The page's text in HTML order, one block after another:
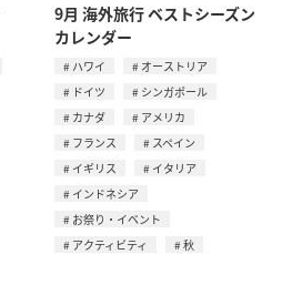
9月 海外旅行 ベストシーズン
カレンダー
ハワイ
オーストリア
ドイツ
シンガポール
カナダ
アメリカ
フランス
スペイン
イギリス
イタリア
インドネシア
お祭り・イベント
アクティビティ
秋